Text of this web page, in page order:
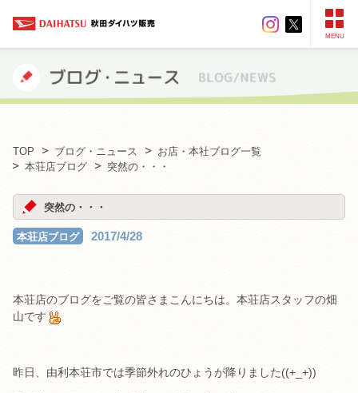
MENU
TOP ブログ・ニュース
お店・本社ブログ一覧
本荘店ブログ
突然の・・・
突然の・・・
本荘店ブログ 2017/4/28
本荘店のブログをご覧の皆さまこんにちは。本荘店スタッフの畑
山です
昨日、由利本荘市では季節外れのひょうが降りました((+_+))